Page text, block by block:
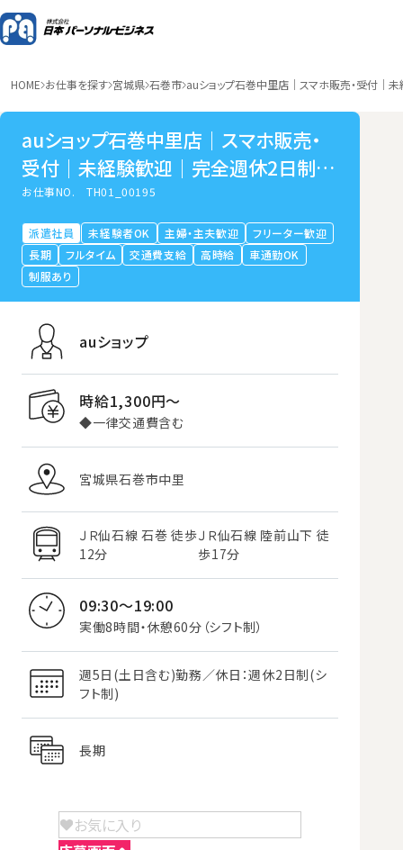
HOME お仕事を探す 宮城県 石巻市 auショップ石巻中里店｜スマホ販売・受付
auショップ石巻中里店｜スマホ販売・
受付｜未経験歓迎｜完全週休2日制｜
宮城県石巻市中里
お仕事NO.TH01_00195
派遣社員 未経験者OK 主婦・主夫歓迎
フリーター歓迎
長期
フルタイム 交通費支給 高時給
車通勤OK
制服あり
auショップ
時給1,300円〜
◆一律交通費含む
宮城県石巻市中里
ＪＲ仙石線 石巻 徒歩
12分
ＪＲ仙石線 陸前山下 徒
歩17分
09:30～19:00
実働8時間・休憩60分（シフト制）
週5日(土日含む)勤務／休日：週休2日制(シ
フト制)
長期
お気に入り